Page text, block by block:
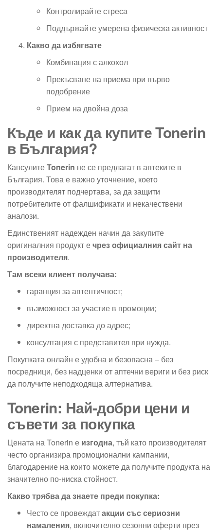
Контролирайте стреса
Поддържайте умерена физическа активност
Какво да избягвате
Комбинация с алкохол
Прекъсване на приема при първо
подобрение
Прием на двойна доза
Къде и как да купите Tonerin
в България?
КапсулитеTonerin не се предлагат в аптеките в
България. Това е важно уточнение, което
производителят подчертава, за да защити
потребителите от фалшификати и некачествени
аналози.
Единственият надежден начин да закупите
оригиналния продукт ечрез официалния сайт на
производителя.
Там всеки клиент получава:
гаранция за автентичност;
възможност за участие в промоции;
директна доставка до адрес;
консултация с представител при нужда.
Покупката онлайн е удобна и безопасна – без
посредници, без надценки от аптечни вериги и без риск
да получите неподходяща алтернатива.
Tonerin: Най-добри цени и
съвети за покупка
Цената на Tonerin е изгодна, тъй като производителят
често организира промоционални кампании,
благодарение на които можете да получите продукта на
значително по-ниска стойност.
Какво трябва да знаете преди покупка:
Често се провеждатакции със сериозни
намаления, включително сезонни оферти през